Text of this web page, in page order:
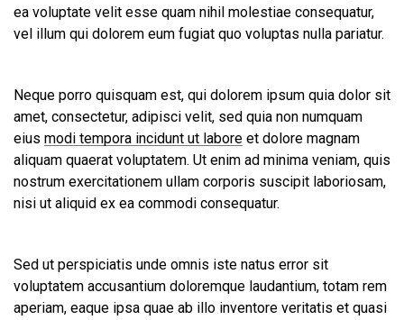
ea voluptate velit esse quam nihil molestiae consequatur,
vel illum qui dolorem eum fugiat quo voluptas nulla pariatur.
Neque porro quisquam est, qui dolorem ipsum quia dolor sit
amet, consectetur, adipisci velit, sed quia non numquam
eius modi tempora incidunt ut labore et dolore magnam
aliquam quaerat voluptatem. Ut enim ad minima veniam, quis
nostrum exercitationem ullam corporis suscipit laboriosam,
nisi ut aliquid ex ea commodi consequatur.
Sed ut perspiciatis unde omnis iste natus error sit
voluptatem accusantium doloremque laudantium, totam rem
aperiam, eaque ipsa quae ab illo inventore veritatis et quasi